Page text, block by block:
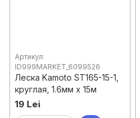
Артикул:
ID999MARKET_6099526
Леска Kamoto ST165-15-1,
круглая, 1.6мм x 15м
19 Lei